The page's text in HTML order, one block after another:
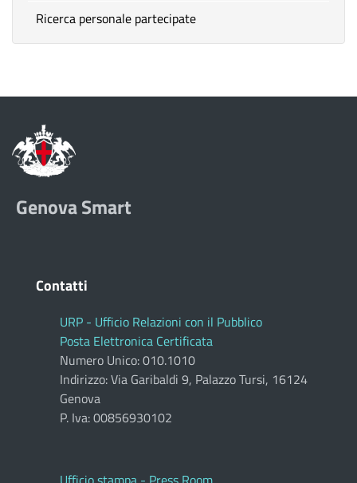
Ricerca personale partecipate
Genova Smart
Contatti
URP - Ufficio Relazioni con il Pubblico
Posta Elettronica Certificata
Numero Unico: 010.1010
Indirizzo: Via Garibaldi 9, Palazzo Tursi, 16124
Genova
P. Iva: 00856930102